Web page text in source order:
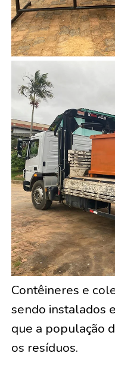
Contêineres e
sendo instalados
que a população
os resíduos.